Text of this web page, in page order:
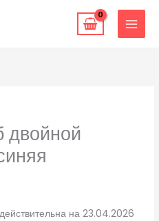
двойной
на 23.04.2026